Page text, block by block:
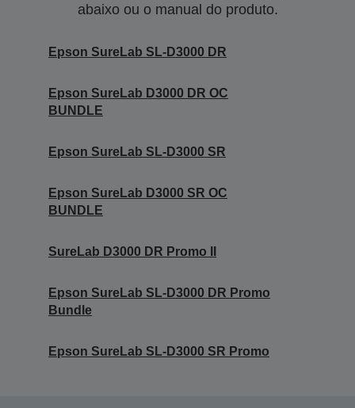
abaixo ou o manual do produto.
Epson SureLab SL-D3000 DR
Epson SureLab D3000 DR OC
BUNDLE
Epson SureLab SL-D3000 SR
Epson SureLab D3000 SR OC
BUNDLE
SureLab D3000 DR Promo II
Epson SureLab SL-D3000 DR Promo
Bundle
Epson SureLab SL-D3000 SR Promo